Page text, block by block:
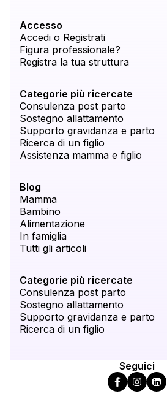
Accesso
Accedi o Registrati
Figura professionale?
Registra la tua struttura
Categorie più ricercate
Consulenza post parto
Sostegno allattamento
Supporto gravidanza e parto
Ricerca di un figlio
Assistenza mamma e figlio
Blog
Mamma
Bambino
Alimentazione
In famiglia
Tutti gli articoli
Categorie più ricercate
Consulenza post parto
Sostegno allattamento
Supporto gravidanza e parto
Ricerca di un figlio
Seguici